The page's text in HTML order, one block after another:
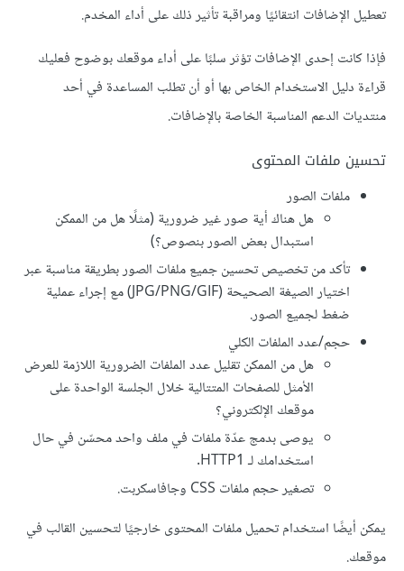
تعطيل الإضافات انتقائيًا ومراقبة تأثير ذلك على أداء المخدم.
فإذا كانت إحدى الإضافات تؤثر سلبًا على أداء موقعك بوضوح فعليك
قراءة دليل الاستخدام الخاص بها أو أن تطلب المساعدة في أحد
منتديات الدعم المناسبة الخاصة بالإضافات.
تحسين ملفات المحتوى
ملفات الصور
هل هناك أية صور غير ضرورية (مثلًا هل من الممكن
استبدال بعض الصور بنصوص؟)
تأكد من تخصيص تحسين جميع ملفات الصور بطريقة مناسبة عبر
اختيار الصيغة الصحيحة (JPG/PNG/GIF) مع إجراء عملية
ضغط لجميع الصور.
حجم/عدد الملفات الكلي
هل من الممكن تقليل عدد الملفات الضرورية اللازمة للعرض
الأمثل للصفحات المتتالية خلال الجلسة الواحدة على
موقعك الإلكتروني؟
يوصى بدمج عدّة ملفات في ملف واحد محسّن في حال
استخدامك لـ HTTP1.
تصغير حجم ملفات CSS وجافاسكربت.
يمكن أيضًا استخدام تحميل ملفات المحتوى خارجيًا لتحسين القالب في
موقعك.